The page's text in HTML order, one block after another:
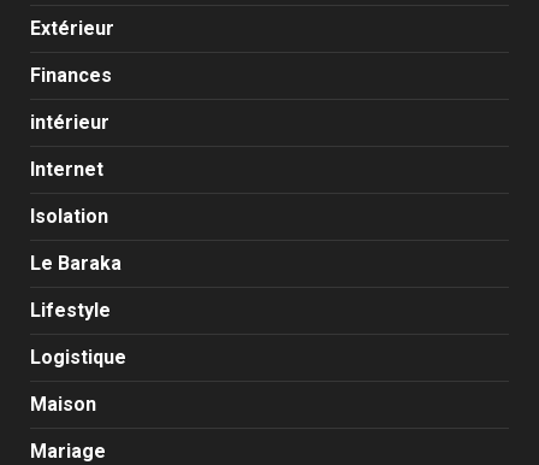
Extérieur
Finances
intérieur
Internet
Isolation
Le Baraka
Lifestyle
Logistique
Maison
Mariage